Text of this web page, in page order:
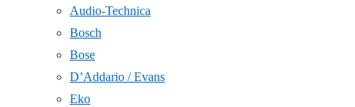
Audio-Technica
Bosch
Bose
D’Addario / Evans
Eko